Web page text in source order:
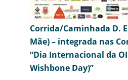
Corrida/Caminhada D.
Mãe) – integrada nas
“Dia Internacional da
Wishbone Day)”